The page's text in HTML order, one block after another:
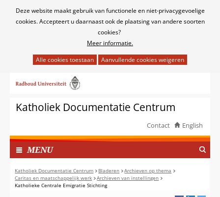
Cookies
Deze website maakt gebruik van functionele en niet-privacygevoelige
cookies. Accepteert u daarnaast ook de plaatsing van andere soorten
cookies?
Meer informatie.
het
van
cookies
deze
website
worden
toegestaan
of
geweigerd.
naar
inhoudKatholiek Documentatie Centrum
Contact English
MENUI
N
G
E
K
Katholiek Documentatie Centrum Bladeren
Archieven op thema
Caritas en maatschappelijk werk
Archieven van instellingen
Katholieke Centrale Emigratie Stichting